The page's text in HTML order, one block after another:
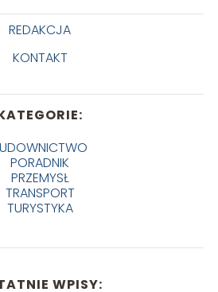
REDAKCJA
KONTAKT
PORADNIK
PRZEMYSŁ
TRANSPORT
TURYSTYKA
WPISY: